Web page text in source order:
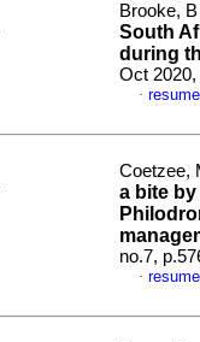
Brooke,
South
during
Oct 2020,
·
Coetzee,
a bite
no.7,
·